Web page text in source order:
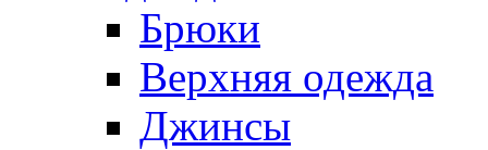
Брюки
Верхняя одежда
Джинсы